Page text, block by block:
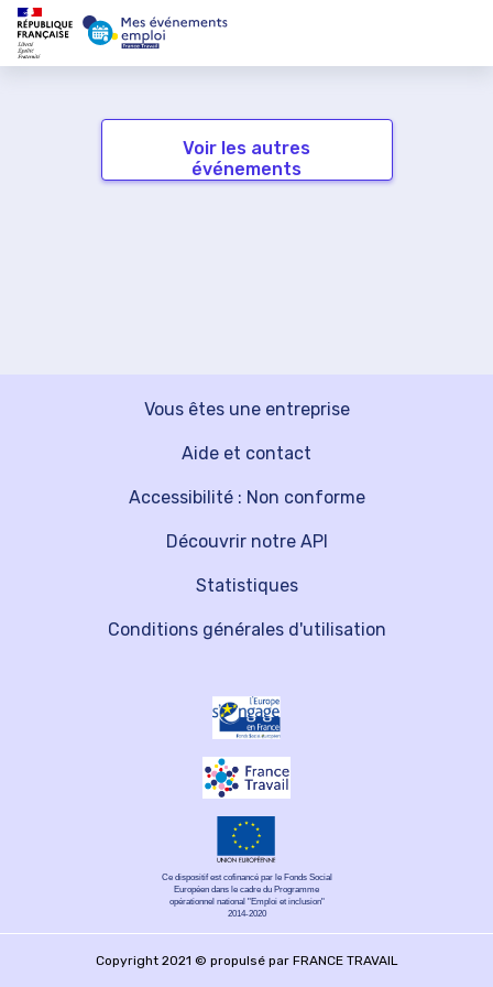
Voir les autres
événements
Vous êtes une entreprise
Découvrir notre API
Aide et contact
Statistiques
Accessibilité : Non conforme
Conditions générales d'utilisation
Ce dispositif est cofinancé par le Fonds Social
Européen dans le cadre du Programme
opérationnel national "Emploi et inclusion"
2014-2020
Copyright 2021 © propulsé par FRANCE TRAVAIL